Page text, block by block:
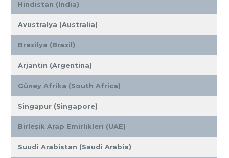
Hindistan (India)
Avustralya (Australia)
Brezilya (Brazil)
Arjantin (Argentina)
Güney Afrika (South Africa)
Singapur (Singapore)
Birleşik Arap Emirlikleri (UAE)
Suudi Arabistan (Saudi Arabia)